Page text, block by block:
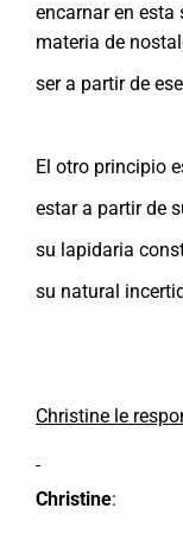
encarnar en esta
materia de
ser a partir de
El otro principio
estar a partir de
su lapidaria
su natural
Christine le
Christine: